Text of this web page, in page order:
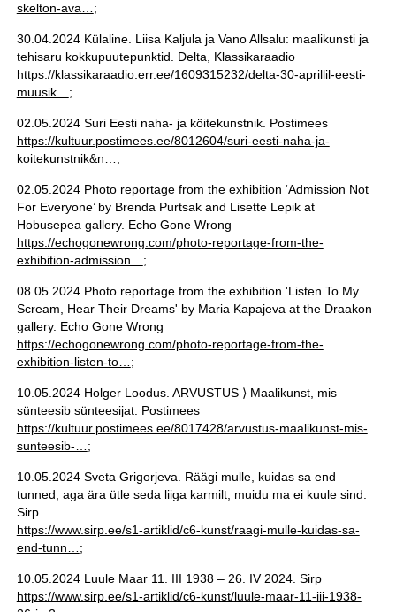
skelton-ava… ;
30.04.2024 Külaline. Liisa Kaljula ja Vano Allsalu: maalikunsti ja
tehisaru kokkupuutepunktid. Delta, Klassikaraadio
https://klassikaraadio.err.ee/1609315232/delta-30-aprillil-eesti-
muusik… ;
02.05.2024 Suri Eesti naha- ja köitekunstnik. Postimees
https://kultuur.postimees.ee/8012604/suri-eesti-naha-ja-
koitekunstnik&n… ;
02.05.2024 Photo reportage from the exhibition ‘Admission Not
For Everyone’ by Brenda Purtsak and Lisette Lepik at
Hobusepea gallery. Echo Gone Wrong
https://echogonewrong.com/photo-reportage-from-the-
exhibition-admission… ;
08.05.2024 Photo reportage from the exhibition 'Listen To My
Scream, Hear Their Dreams' by Maria Kapajeva at the Draakon
gallery. Echo Gone Wrong
https://echogonewrong.com/photo-reportage-from-the-
exhibition-listen-to… ;
10.05.2024 Holger Loodus. ARVUSTUS ⟩ Maalikunst, mis
sünteesib sünteesijat. Postimees
https://kultuur.postimees.ee/8017428/arvustus-maalikunst-mis-
sunteesib-… ;
10.05.2024 Sveta Grigorjeva. Räägi mulle, kuidas sa end
tunned, aga ära ütle seda liiga karmilt, muidu ma ei kuule sind.
Sirp
https://www.sirp.ee/s1-artiklid/c6-kunst/raagi-mulle-kuidas-sa-
end-tunn… ;
10.05.2024 Luule Maar 11. III 1938 – 26. IV 2024. Sirp
https://www.sirp.ee/s1-artiklid/c6-kunst/luule-maar-11-iii-1938-